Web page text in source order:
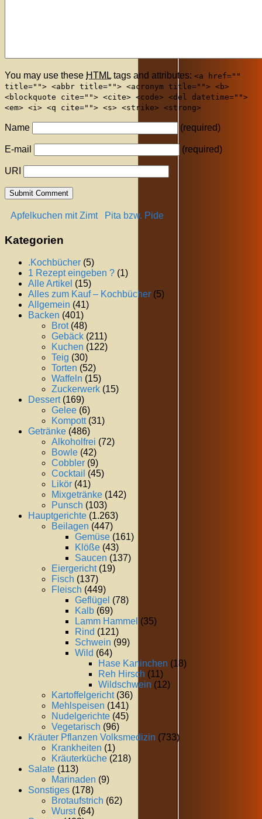
You may use these HTML tags and attributes: <a href=""
title=""> <abbr title=""> <acronym title=""> <b>
<blockquote cite=""> <cite> <code> <del datetime="">
<em> <i> <q cite=""> <s> <strike> <strong>
Name (required)
E-mail (required)
URI
Apfelkuchen mit Zimt Pita bzw. Pide
Kategorien
.Kochbücher (5)
1 Rezept eingeben ? (1)
Alle Artikel (15)
Alles zum Kauf – Kochbücher (5)
Allgemein (41)
Backen (401)
Brot(48)
Gebäck (211)
Kuchen (122)
Teig (30)
Torten (52)
Waffeln (15)
Zuckerwerk (15)
Dessert(169)
Gelee (6)
Kompott(31)
Getränke (486)
Alkoholfrei (72)
Bowle (42)
Cobbler (9)
Cocktail (45)
Likör (41)
Mixgetränke (142)
Punsch (103)
Hauptgerichte (1.263)
Beilagen (447)
Gemüse (161)
Klöße (43)
Saucen (137)
Eiergericht(19)
Fisch (137)
Fleisch (449)
Geflügel (78)
Kalb (69)
Lamm Hammel (35)
Rind (121)
Schwein (99)
Wild (64)
Hase Kaninchen (18)
Reh Hirsch (11)
Wildschwein (12)
Kartoffelgericht(36)
Mehlspeisen (141)
Nudelgerichte (45)
Vegetarisch (96)
Kräuter Pflanzen Volksmedizin (733)
Krankheiten (1)
Kräuterküche (218)
Salate (113)
Marinaden (9)
Sonstiges (178)
Brotaufstrich (62)
Wurst(64)